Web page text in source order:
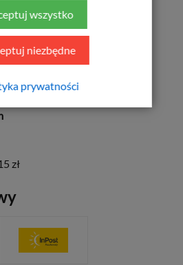
elektronicznych PayU
zł
zł
wszystko
niezbędne
prywatności